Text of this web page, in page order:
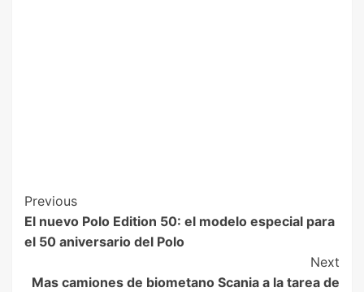
Previous
El nuevo Polo Edition 50: el modelo especial para
el 50 aniversario del Polo
Next
Mas camiones de biometano Scania a la tarea de